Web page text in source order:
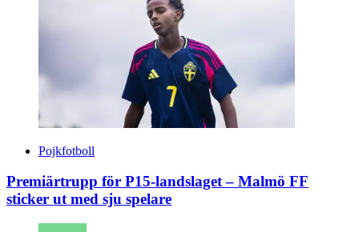
Pojkfotboll
Premiärtrupp för P15-landslaget – Malmö FF
sticker ut med sju spelare